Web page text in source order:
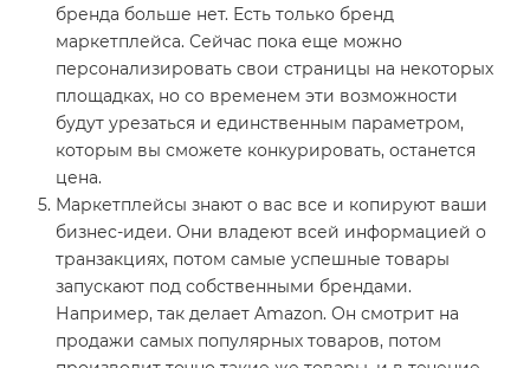
бренда больше нет. Есть только бренд
маркетплейса. Сейчас пока еще можно
персонализировать свои страницы на некоторых
площадках, но со временем эти возможности
будут урезаться и единственным параметром,
которым вы сможете конкурировать, останется
цена.
Маркетплейсы знают о вас все и копируют ваши
бизнес-идеи. Они владеют всей информацией о
транзакциях, потом самые успешные товары
запускают под собственными брендами.
Например, так делает Amazon. Он смотрит на
продажи самых популярных товаров, потом